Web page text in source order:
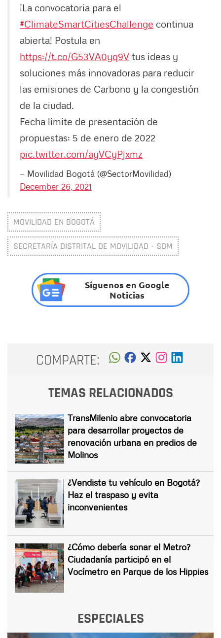
¡La convocatoria para el
#ClimateSmartCitiesChallenge continua
abierta! Postula en
https://t.co/G53VA0yq9V tus ideas y
soluciones más innovadoras para reducir
las emisiones de Carbono y la congestión
de la ciudad.
Fecha límite de presentación de
propuestas: 5 de enero de 2022
pic.twitter.com/ayVCyPjxmz
— Movilidad Bogotá (@SectorMovilidad)
December 26, 2021
MOVILIDAD EN BOGOTÁ
SECRETARÍA DISTRITAL DE MOVILIDAD - SDM
Síguenos en Google
Noticias
COMPARTE:
TEMAS RELACIONADOS
TransMilenio abre convocatoria
para desarrollar proyectos de
renovación urbana en predios de
Molinos
¿Vendiste tu vehículo en Bogotá?
Haz el traspaso y evita
inconvenientes
¿Cómo debería sonar el Metro?
Ciudadanía participó en el
Vocímetro en Parque de los Hippies
ESPECIALES